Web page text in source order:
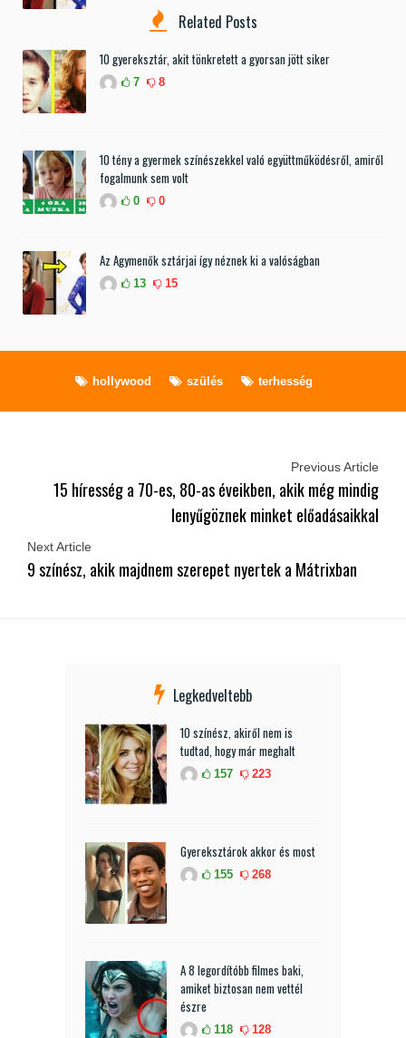
Related Posts
10 gyereksztár, akit tönkretett a gyorsan jött siker
7 8
10 tény a gyermek színészekkel való együttműködésről, amiről
fogalmunk sem volt
0 0
Az Agymenők sztárjai így néznek ki a valóságban
13 15
hollywood szülés terhesség
Previous Article
15 híresség a 70-es, 80-as éveikben, akik még mindig
lenyűgöznek minket előadásaikkal
Next Article
9 színész, akik majdnem szerepet nyertek a Mátrixban
Legkedveltebb
10 színész, akiről nem is
tudtad, hogy már meghalt
157 223
Gyereksztárok akkor és most
155 268
A 8 legordítóbb filmes baki,
amiket biztosan nem vettél
észre
118 128